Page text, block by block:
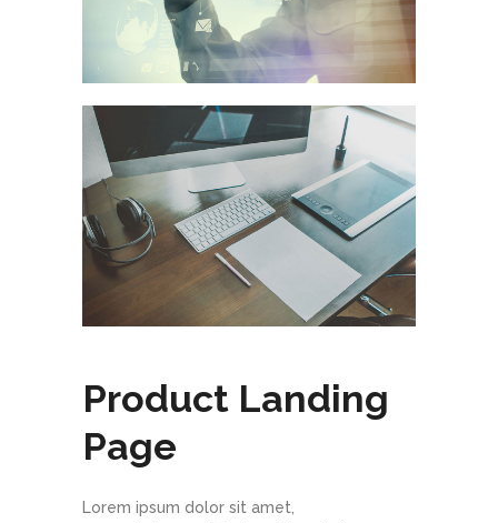
Product Landing
Page
Lorem ipsum dolor sit amet,